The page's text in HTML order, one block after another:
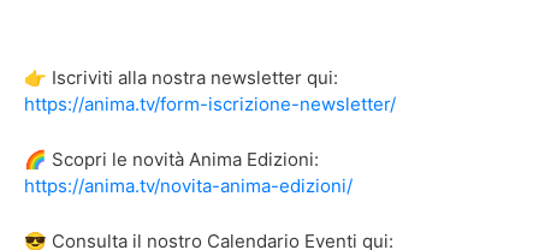
👉 Iscriviti alla nostra newsletter qui:
https://anima.tv/form-iscrizione-newsletter/
🌈 Scopri le novità Anima Edizioni:
https://anima.tv/novita-anima-edizioni/
😎 Consulta il nostro Calendario Eventi qui: